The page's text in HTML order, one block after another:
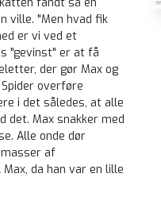
fandt så en
ville. "Men hvad fik
er vi ved et
"gevinst" er at få
der gør Max og
overføre
i det således, at alle
det. Max snakker med
Alle onde dør
af
da han var en lille